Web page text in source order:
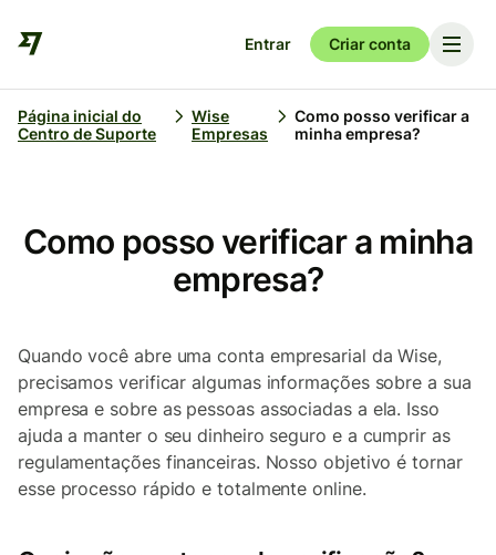
Entrar Criar conta
Página inicial do
Centro de Suporte
Wise
Empresas
Como posso verificar a
minha empresa?
Como posso verificar a minha
empresa?
Quando você abre uma conta empresarial da Wise,
precisamos verificar algumas informações sobre a sua
empresa e sobre as pessoas associadas a ela. Isso
ajuda a manter o seu dinheiro seguro e a cumprir as
regulamentações financeiras. Nosso objetivo é tornar
esse processo rápido e totalmente online.